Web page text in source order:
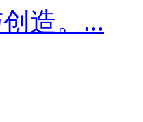
造。...